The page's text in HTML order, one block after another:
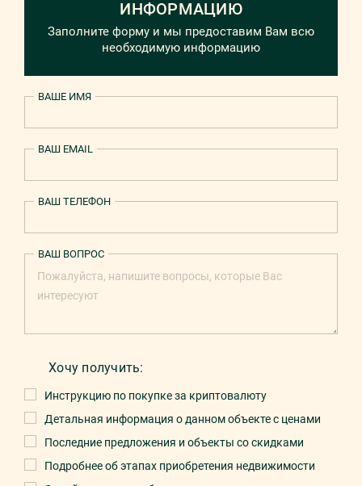
ИНФОРМАЦИЮ
Заполните форму и мы предоставим Вам всю
необходимую информацию
ВАШЕ ИМЯ
ВАШ EMAIL
ВАШ ТЕЛЕФОН
Хочу получить:
Инструкцию по покупке за криптовалюту
Детальная информация о данном объекте с ценами
Последние предложения и объекты со скидками
Подробнее об этапах приобретения недвижимости
ВАШ ВОПРОС